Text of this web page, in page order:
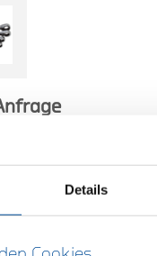
Details
ONLINE KAUFEN